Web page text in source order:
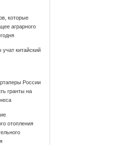
которые
аграрного
китайский
России
гранты на
отопления